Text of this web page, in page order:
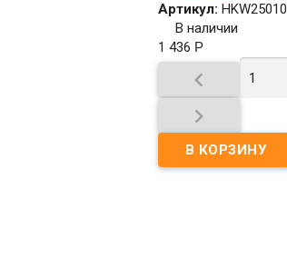
Артикул: HKW25010
В наличии
1 436 Р

